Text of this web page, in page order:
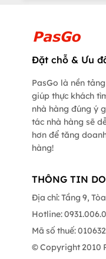
Đặt chỗ & Ưu
PasGo là nền
giúp thực khách
nhà hàng đúng ý
tác nhà hàng sẽ
hơn để tăng
hàng!
THÔNG TIN
Địa chỉ: Tầng 9,
Hotline:
Mã số thuế:
© Copyright 2010